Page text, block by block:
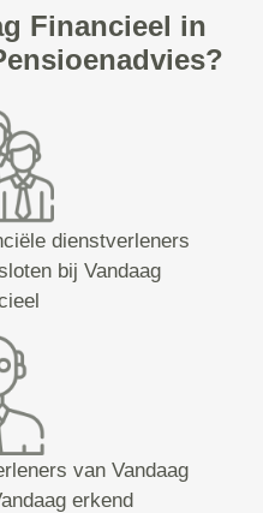
Financieel in
dienstverleners
bij Vandaag
van Vandaag
erkend